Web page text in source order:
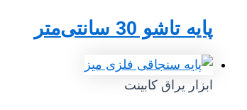
پایه تاشو 30 سانتی‌متر
ابزار یراق کابینت